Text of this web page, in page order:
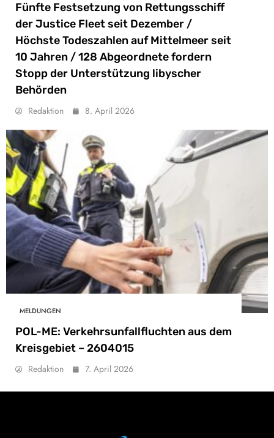
Fünfte Festsetzung von Rettungsschiff
der Justice Fleet seit Dezember /
Höchste Todeszahlen auf Mittelmeer seit
10 Jahren / 128 Abgeordnete fordern
Stopp der Unterstützung libyscher
Behörden
Redaktion 8. April 2026
MELDUNGEN
POL-ME: Verkehrsunfallfluchten aus dem
Kreisgebiet – 2604015
Redaktion 7. April 2026